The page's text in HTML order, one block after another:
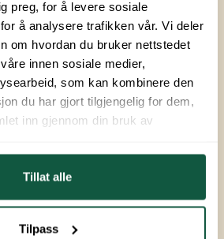
preg, for å levere sosiale
å analysere trafikken vår. Vi deler
om hvordan du bruker nettstedet
innen sosiale medier,
som kan kombinere den
du har gjort tilgjengelig for dem,
inn gjennom din bruk av
Tillat alle
Tilpass